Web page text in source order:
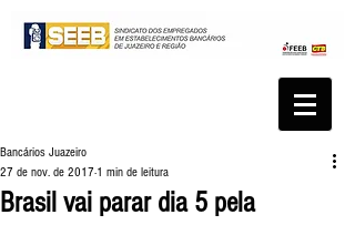
Brasil vai parar dia 5 pela
Bancários Juazeiro
27 de nov. de 2017 1 min de leitura